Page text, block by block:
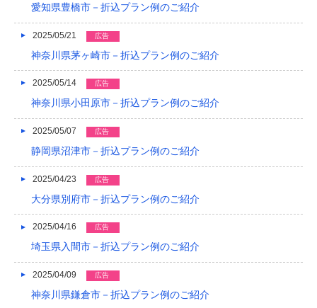
2014/07
2014/06
2014/05
2014/04
2014/03
2014/02
2013/12
2013/11
愛知県豊橋市－折込プラン例のご紹介
2025/05/21 広告
神奈川県茅ヶ崎市－折込プラン例のご紹介
2025/05/14 広告
神奈川県小田原市－折込プラン例のご紹介
2025/05/07 広告
静岡県沼津市－折込プラン例のご紹介
2025/04/23 広告
大分県別府市－折込プラン例のご紹介
2025/04/16 広告
埼玉県入間市－折込プラン例のご紹介
2025/04/09 広告
神奈川県鎌倉市－折込プラン例のご紹介